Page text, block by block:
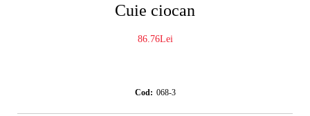
Cuie ciocan
86.76Lei
Cod: 068-3